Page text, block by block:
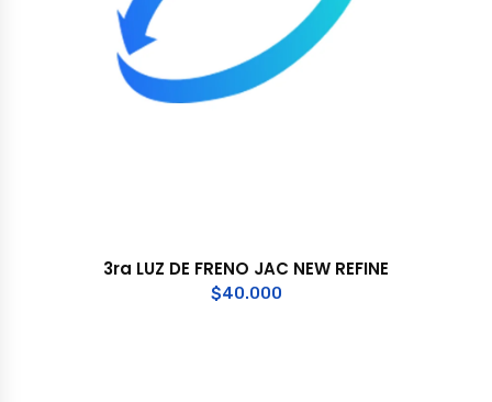
3ra LUZ DE FRENO JAC NEW REFINE
$40.000